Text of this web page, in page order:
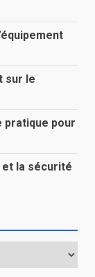
sur le
pratique pour
et la sécurité